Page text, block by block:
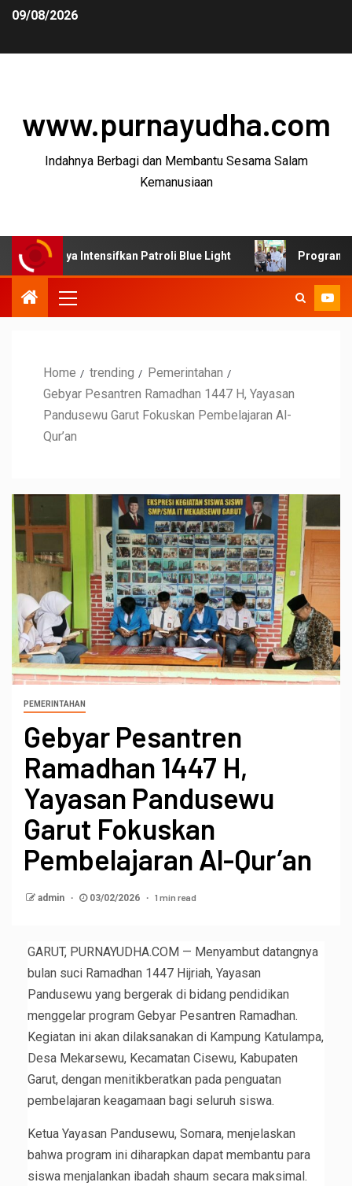
09/08/2026
www.purnayudha.com
Indahnya Berbagi dan Membantu Sesama Salam
Kemanusiaan
Intensifkan Patroli Blue Light Program SUJUD
Home trending
Pemerintahan
Gebyar Pesantren Ramadhan 1447 H, Yayasan
Pandusewu Garut Fokuskan Pembelajaran Al-
Qur’an
PEMERINTAHAN
Gebyar Pesantren
Ramadhan 1447 H,
Yayasan Pandusewu
Garut Fokuskan
Pembelajaran Al-Qur’an
admin 03/02/2026 1 min read
GARUT, PURNAYUDHA.COM — Menyambut datangnya
bulan suci Ramadhan 1447 Hijriah, Yayasan
Pandusewu yang bergerak di bidang pendidikan
menggelar program Gebyar Pesantren Ramadhan.
Kegiatan ini akan dilaksanakan di Kampung Katulampa,
Desa Mekarsewu, Kecamatan Cisewu, Kabupaten
Garut, dengan menitikberatkan pada penguatan
pembelajaran keagamaan bagi seluruh siswa.
Ketua Yayasan Pandusewu, Somara, menjelaskan
bahwa program ini diharapkan dapat membantu para
siswa menjalankan ibadah shaum secara maksimal.